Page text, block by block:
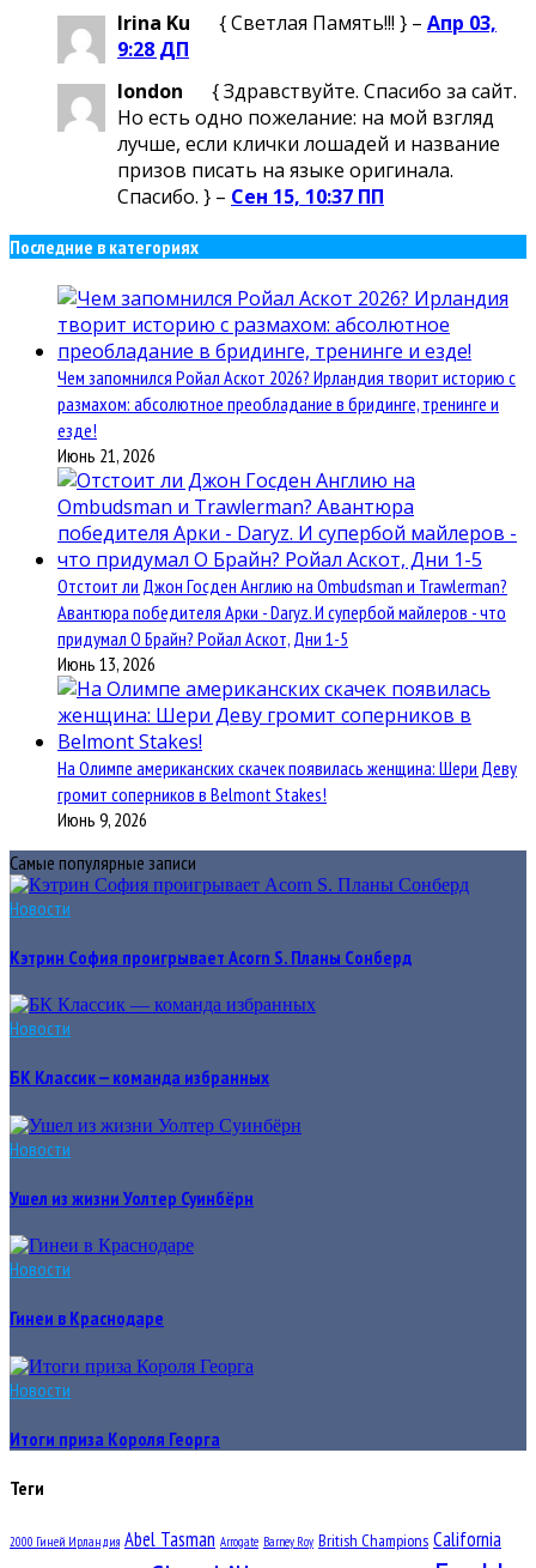
Irina Ku
{ Светлая Память!!! } – Апр 03,
9:28 ДП
london
{ Здравствуйте. Спасибо за сайт.
Но есть одно пожелание: на мой взгляд
лучше, если клички лошадей и название
призов писать на языке оригинала.
Спасибо. } – Сен 15, 10:37 ПП
Последние в категориях
Чем запомнился Ройал Аскот 2026? Ирландия творит историю с
размахом: абсолютное преобладание в бридинге, тренинге и
езде!
Июнь 21, 2026
Отстоит ли Джон Госден Англию на Ombudsman и Trawlerman?
Авантюра победителя Арки - Daryz. И супербой майлеров - что
придумал О Брайн? Ройал Аскот, Дни 1-5
Июнь 13, 2026
На Олимпе американских скачек появилась женщина: Шери Деву
громит соперников в Belmont Stakes!
Июнь 9, 2026
Самые популярные записи
Новости
Кэтрин София проигрывает Acorn S. Планы Сонберд
Новости
БК Классик — команда избранных
Новости
Ушел из жизни Уолтер Суинбёрн
Новости
Гинеи в Краснодаре
Новости
Итоги приза Короля Георга
Теги
2000 Гиней Ирландия Abel Tasman Arrogate Barney Roy British Champions California